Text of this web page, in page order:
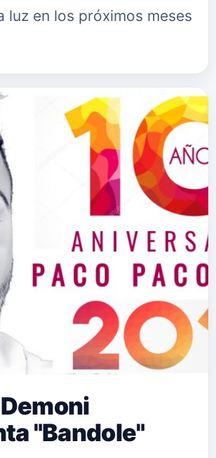
luz en los próximos meses
"Bandole"